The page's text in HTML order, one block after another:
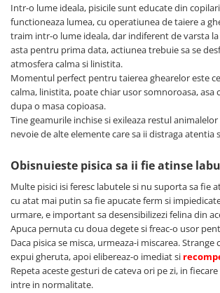
Așternut Igienic Păsări
Colivii
Colivii
Rozătoare
Hrană Rozătoare
Fân Rozătoare
Meniuri Rozătoare
Batoane Rozătoare
Îngrijire Rozătoare
Așternut Igienic Rozătoare
Cuști Rozătoare
Pești
Acvarii
Accesorii Acvarii
Intr-o lume ideala, pisicile sunt educate din
functioneaza lumea, cu operatiunea de taiere a
traim intr-o lume ideala, dar indiferent de varsta
asta pentru prima data, actiunea trebuie sa se
atmosfera calma si linistita.
Momentul perfect pentru taierea ghearelor este
calma, linistita, poate chiar usor somnoroasa, asa
dupa o masa copioasa.
Tine geamurile inchise si exileaza restul
nevoie de alte elemente care sa ii distraga atentia
Obisnuieste pisica sa ii fie atinse
Multe pisici isi feresc labutele si nu suporta sa fie
cu atat mai putin sa fie apucate ferm si
urmare, e important sa desensibilizezi felina din
Apuca pernuta cu doua degete si freac-o usor
Daca pisica se misca, urmeaza-i miscarea. Strange
expui gheruta, apoi elibereaz-o imediat si
Repeta aceste gesturi de cateva ori pe zi, in
intre in normalitate.